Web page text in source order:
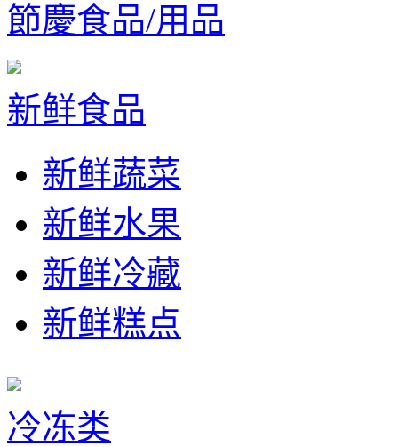
節慶食品/用品
新鲜食品
新鲜蔬菜
新鲜水果
新鲜冷藏
新鲜糕点
冷冻类